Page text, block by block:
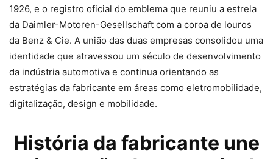
1926, e o registro oficial do emblema que reuniu a estrela
da Daimler-Motoren-Gesellschaft com a coroa de louros
da Benz & Cie. A união das duas empresas consolidou uma
identidade que atravessou um século de desenvolvimento
da indústria automotiva e continua orientando as
estratégias da fabricante em áreas como eletromobilidade,
digitalização, design e mobilidade.
História da fabricante une